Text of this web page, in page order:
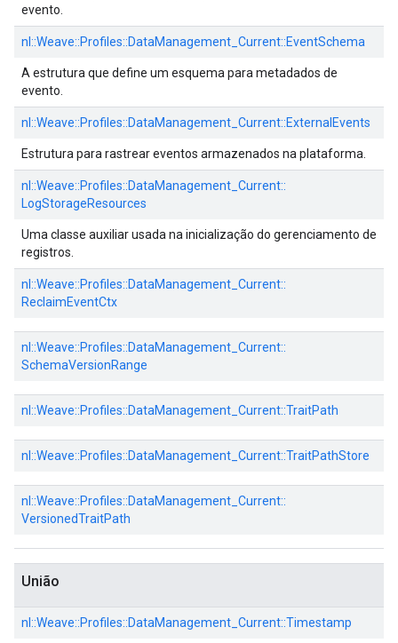
evento.
nl::Weave::Profiles::DataManagement_Current::EventSchema
A estrutura que define um esquema para metadados de
evento.
nl::Weave::Profiles::DataManagement_Current::ExternalEvents
Estrutura para rastrear eventos armazenados na plataforma.
nl::Weave::Profiles::DataManagement_Current::
LogStorageResources
Uma classe auxiliar usada na inicialização do gerenciamento de
registros.
nl::Weave::Profiles::DataManagement_Current::
ReclaimEventCtx
nl::Weave::Profiles::DataManagement_Current::
SchemaVersionRange
nl::Weave::Profiles::DataManagement_Current::TraitPath
nl::Weave::Profiles::DataManagement_Current::TraitPathStore
nl::Weave::Profiles::DataManagement_Current::
VersionedTraitPath
União
nl::Weave::Profiles::DataManagement_Current::Timestamp